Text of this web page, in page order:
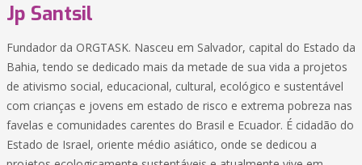
Jp Santsil
Fundador da ORGTASK. Nasceu em Salvador, capital do Estado da
Bahia, tendo se dedicado mais da metade de sua vida a projetos
de ativismo social, educacional, cultural, ecológico e sustentável
com crianças e jovens em estado de risco e extrema pobreza nas
favelas e comunidades carentes do Brasil e Ecuador. É cidadão do
Estado de Israel, oriente médio asiático, onde se dedicou a